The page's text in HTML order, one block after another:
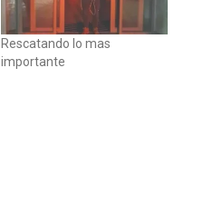
Rescatando lo mas
importante